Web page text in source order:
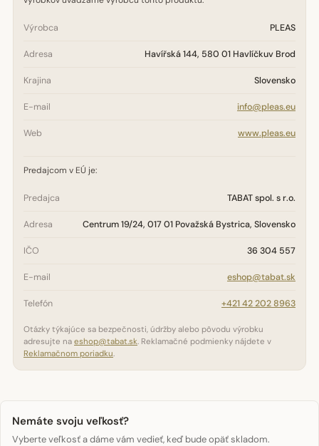
Výrobca PLEAS
Adresa Havířská 144, 580 01 Havlíčkuv Brod
Krajina Slovensko
E-mail info@pleas.eu
Web www.pleas.eu
Predajcom v EÚ je:
Predajca TABAT spol. s r.o.
Adresa Centrum 19/24, 017 01 Považská Bystrica, Slovensko
IČO 36 304 557
E-mail eshop@tabat.sk
Telefón +421 42 202 8963
Otázky týkajúce sa bezpečnosti, údržby alebo pôvodu výrobku
adresujte na eshop@tabat.sk. Reklamačné podmienky nájdete v
Reklamačnom poriadku.
Nemáte svoju veľkosť?
Vyberte veľkosť a dáme vám vedieť, keď bude opäť skladom.